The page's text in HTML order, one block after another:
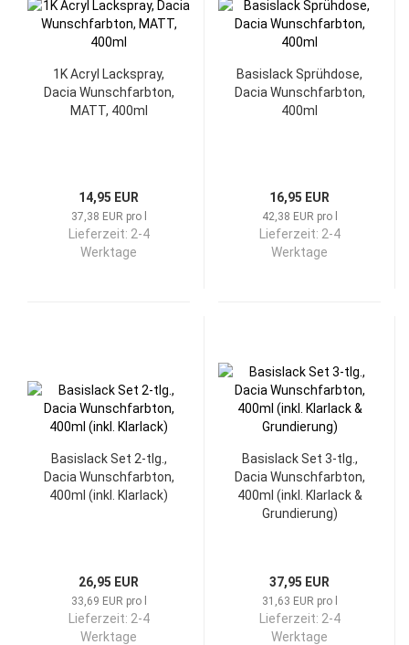
1K Acryl Lackspray,
Dacia Wunschfarbton,
MATT, 400ml
14,95 EUR
37,38 EUR pro l
Lieferzeit: 2-4
Werktage
Basislack Sprühdose,
Dacia Wunschfarbton,
400ml
16,95 EUR
42,38 EUR pro l
Lieferzeit: 2-4
Werktage
Basislack Set 2-tlg.,
Dacia Wunschfarbton,
400ml (inkl. Klarlack)
26,95 EUR
33,69 EUR pro l
Lieferzeit: 2-4
Werktage
Basislack Set 3-tlg.,
Dacia Wunschfarbton,
400ml (inkl. Klarlack &
Grundierung)
37,95 EUR
31,63 EUR pro l
Lieferzeit: 2-4
Werktage